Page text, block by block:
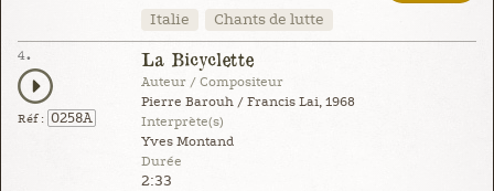
Italie Chants de lutte
4.
Réf : 0258A
La Bicyclette
Auteur / Compositeur
Pierre Barouh / Francis Lai, 1968
Interprète(s)
Yves Montand
Durée
2:33